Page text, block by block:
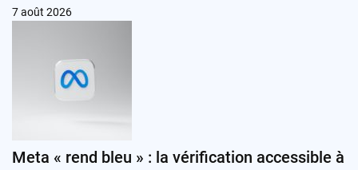
7 août 2026
Meta « rend bleu » : la vérification accessible à